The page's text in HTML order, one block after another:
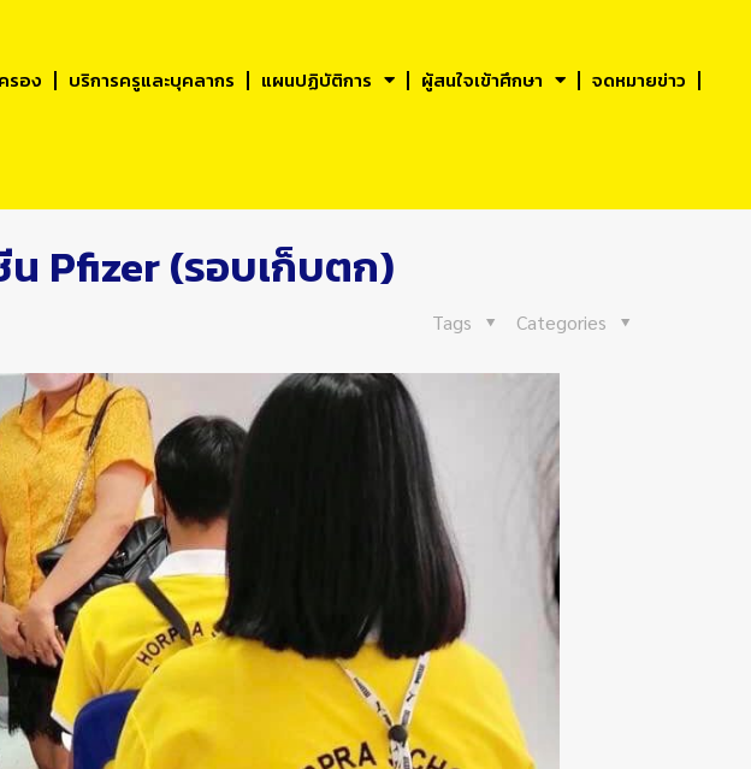
รอง บริการครูและบุคลากร แผนปฏิบัติการ ผู้สนใจเข้าศึกษา
จดหมายข่าว
น Pfizer (รอบเก็บตก)
Categories
Tags